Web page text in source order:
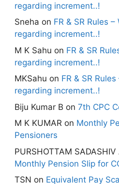
regarding increment..!
Sneha on FR & SR Rules
regarding increment..!
M K Sahu on FR & SR
regarding increment..!
MKSahu on FR & SR
regarding increment..!
Biju Kumar B on 7th CPC
M K KUMAR on Monthly
Pensioners
PURSHOTTAM SADASHIV
Monthly Pension Slip for
TSN on Equivalent Pay